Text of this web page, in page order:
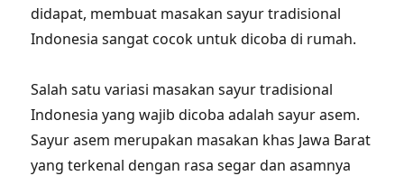
didapat, membuat masakan sayur tradisional
Indonesia sangat cocok untuk dicoba di rumah.
Salah satu variasi masakan sayur tradisional
Indonesia yang wajib dicoba adalah sayur asem.
Sayur asem merupakan masakan khas Jawa Barat
yang terkenal dengan rasa segar dan asamnya